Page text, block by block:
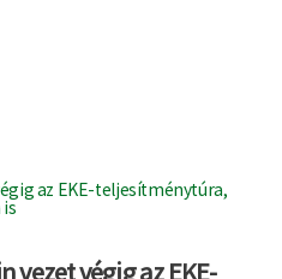
az EKE-teljesítménytúra,
vezet végig az EKE-